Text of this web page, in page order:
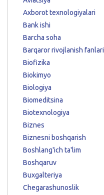
Axborot texnologiyalari
Bank ishi
Barcha soha
Barqaror rivojlanish fanlari
Biofizika
Biokimyo
Biologiya
Biomeditsina
Biotexnologiya
Biznes
Biznesni boshqarish
Boshlang'ich ta'lim
Boshqaruv
Buxgalteriya
Chegarashunoslik